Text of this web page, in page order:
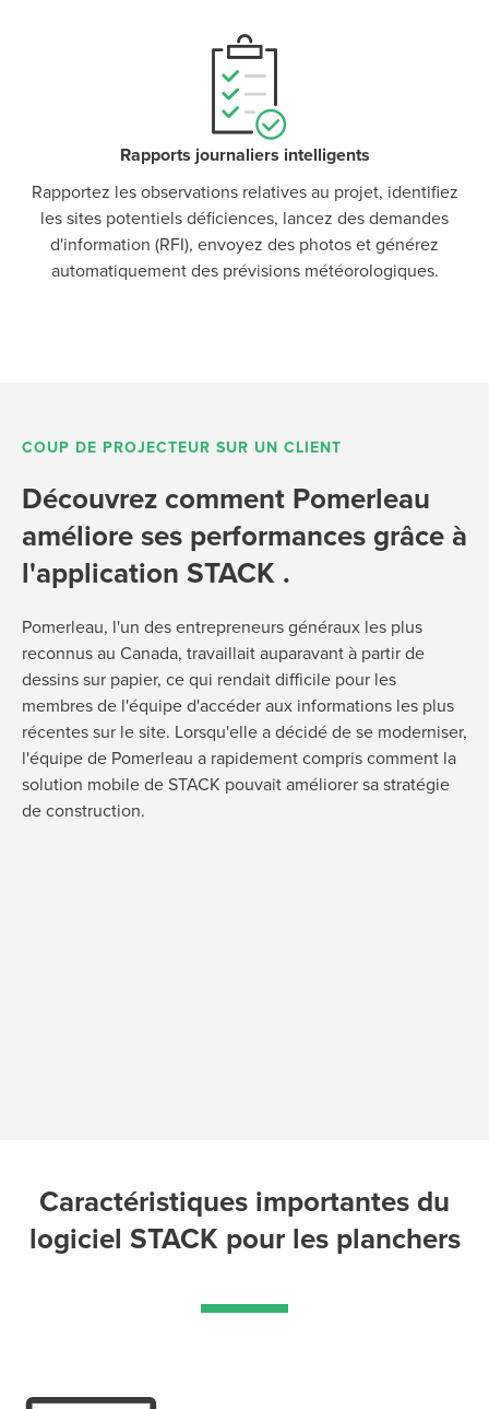
Rapports journaliers intelligents
Rapportez les observations relatives au projet, identifiez
les sites potentiels déficiences, lancez des demandes
d'information (RFI), envoyez des photos et générez
automatiquement des prévisions météorologiques.
COUP DE PROJECTEUR SUR UN CLIENT
Découvrez comment Pomerleau
améliore ses performances grâce à
l'application STACK .
Pomerleau, l'un des entrepreneurs généraux les plus
reconnus au Canada, travaillait auparavant à partir de
dessins sur papier, ce qui rendait difficile pour les
membres de l'équipe d'accéder aux informations les plus
récentes sur le site. Lorsqu'elle a décidé de se moderniser,
l'équipe de Pomerleau a rapidement compris comment la
solution mobile de STACK pouvait améliorer sa stratégie
de construction.
Caractéristiques importantes du
logiciel STACK pour les planchers